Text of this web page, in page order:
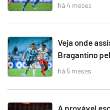
há 4 meses
Veja onde
Bragantino
há 5 meses